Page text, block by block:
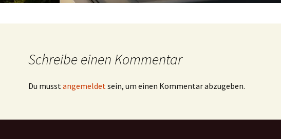
Schreibe einen Kommentar
Du musst angemeldet sein, um einen Kommentar abzugeben.